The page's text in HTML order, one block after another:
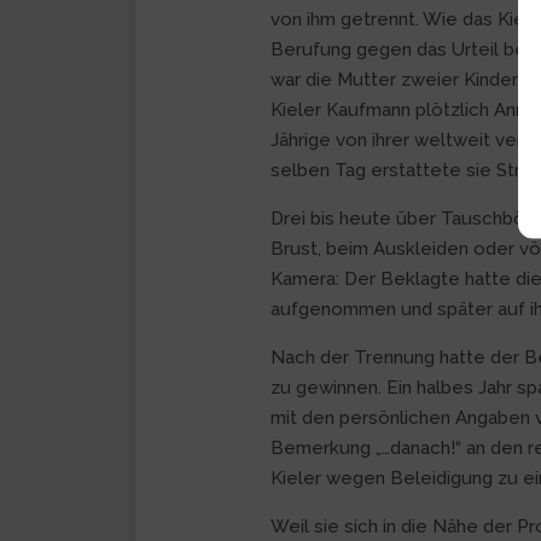
von ihm getrennt. Wie das
Berufung gegen das Urteil
war die Mutter zweier Kinder
Kieler Kaufmann plötzlich
Jährige von ihrer weltweit
selben Tag erstattete sie
Drei bis heute über
Brust, beim Auskleiden oder
Kamera: Der Beklagte hatte
aufgenommen und später auf
Nach der Trennung hatte der
zu gewinnen. Ein halbes Jahr
mit den persönlichen
Bemerkung „…danach!“ an
Kieler wegen Beleidigung zu
Weil sie sich in die Nähe der